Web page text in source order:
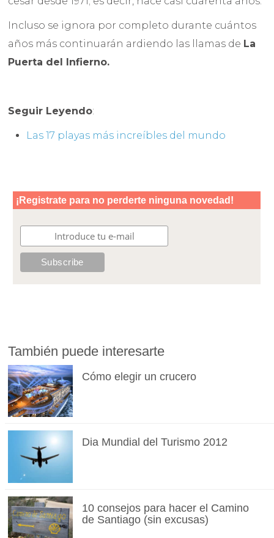
Incluso se ignora por completo durante cuántos
años más continuarán ardiendo las llamas de La
Puerta del Infierno.
Seguir Leyendo:
Las 17 playas más increíbles del mundo
También puede interesarte
Cómo elegir un crucero
Dia Mundial del Turismo 2012
10 consejos para hacer el Camino
de Santiago (sin excusas)